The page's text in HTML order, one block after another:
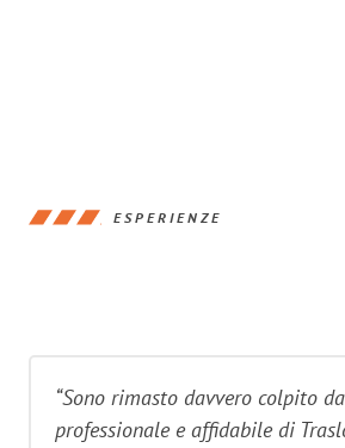
ESPERIENZE
“Sono rimasto davvero colpito
professionale e affidabile di